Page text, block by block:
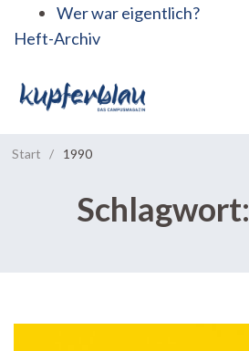
Wer war eigentlich?
Heft-Archiv
Start / 1990
Schlagwort: